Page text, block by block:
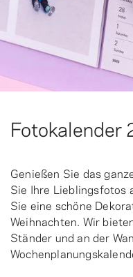
Genießen Sie das
Sie Ihre Lieblingsfotos
Sie eine schöne
Weihnachten. Wir
Ständer und an der